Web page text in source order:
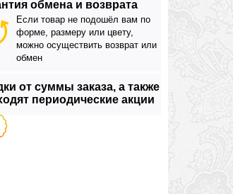
обмена и возврата
Если товар не подошёл вам по
форме, размеру или цвету,
можно осуществить возврат или
обмен
от суммы заказа, а также
периодические акции